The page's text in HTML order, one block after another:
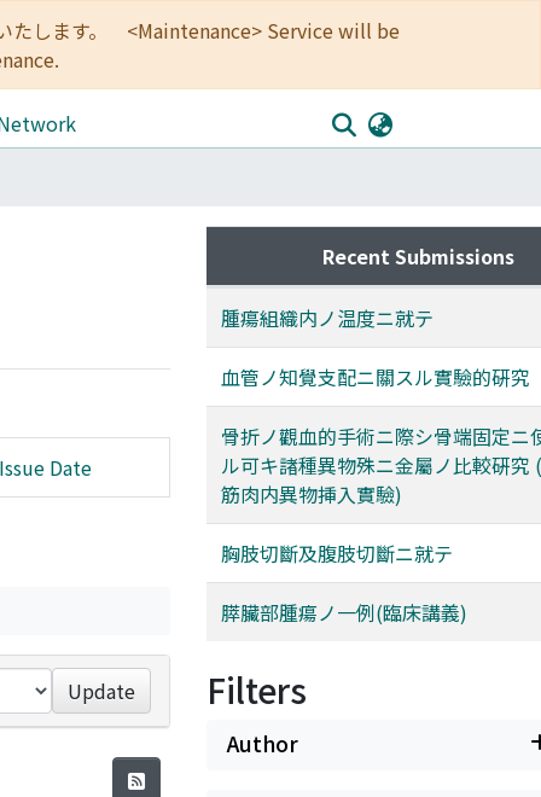
たします。 <Maintenance> Service will be
Date
Update
Recent Submissions
腫瘍組織内ノ温度ニ就テ
血管ノ知覺支配ニ關スル實驗的硏究
骨折ノ觀血的手術ニ際シ骨端固定ニ
ル可キ諸種異物殊ニ金屬ノ比較硏究
筋肉内異物挿入實驗)
胸肢切斷及腹肢切斷ニ就テ
膵臟部腫瘍ノ一例(臨床講義)
Filters
Author